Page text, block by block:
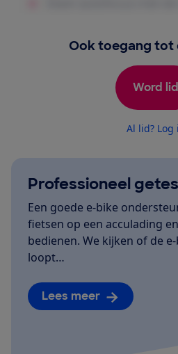
Ook toegang tot
Word lid
Al lid? Log
Professioneel
Een goede e-bike
fietsen op een acculading
bedienen. We kijken of de
loopt…
Lees meer